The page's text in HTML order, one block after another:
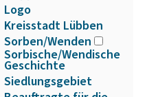
Logo
Kreisstadt Lübben
Sorben/Wenden
Sorbische/Wendische
Geschichte
Siedlungsgebiet